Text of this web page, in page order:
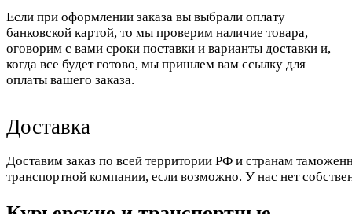
Если при оформлении заказа вы выбрали оплату
банковской картой, то мы проверим наличие товара,
оговорим с вами сроки поставки и варианты доставки и,
когда все будет готово, мы пришлем вам ссылку для
оплаты вашего заказа.
Доставка
Доставим заказ по всей территории РФ и странам
транспортной компании, если возможно. У нас нет